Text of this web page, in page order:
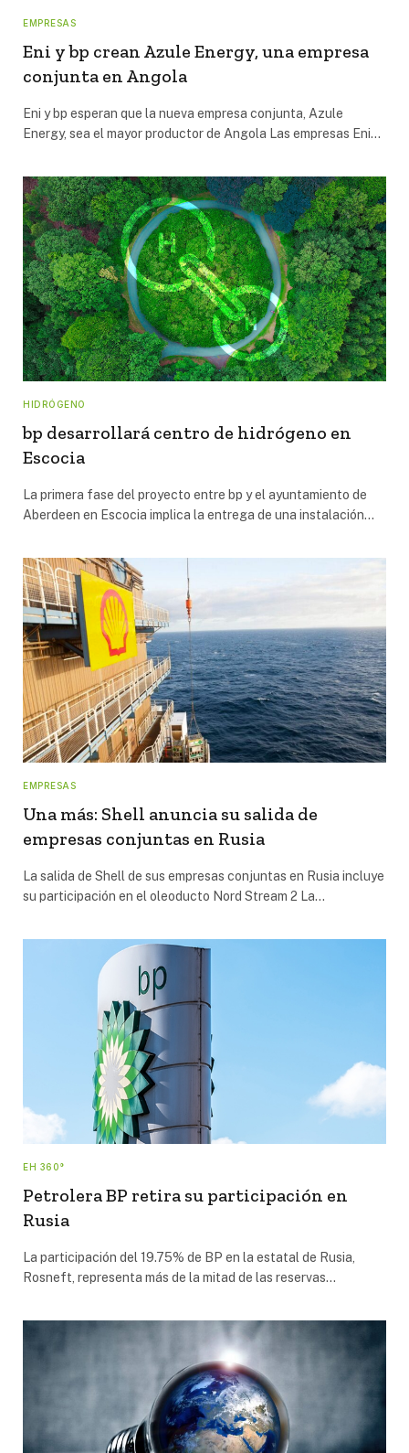
EMPRESAS
Eni y bp crean Azule Energy, una empresa
conjunta en Angola
Eni y bp esperan que la nueva empresa conjunta, Azule
Energy, sea el mayor productor de Angola Las empresas Eni…
HIDRÓGENO
bp desarrollará centro de hidrógeno en
Escocia
La primera fase del proyecto entre bp y el ayuntamiento de
Aberdeen en Escocia implica la entrega de una instalación…
EMPRESAS
Una más: Shell anuncia su salida de
empresas conjuntas en Rusia
La salida de Shell de sus empresas conjuntas en Rusia incluye
su participación en el oleoducto Nord Stream 2 La…
EH 360°
Petrolera BP retira su participación en
Rusia
La participación del 19.75% de BP en la estatal de Rusia,
Rosneft, representa más de la mitad de las reservas…